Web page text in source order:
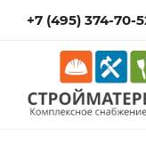
+7 (495) 374-70-